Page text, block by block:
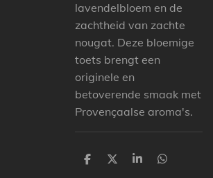
lavendelbloem en de
zachtheid van zachte
nougat. Deze bloemige
toets brengt een
originele en
betoverende smaak met
Provençaalse aroma's.
P
P
P
P